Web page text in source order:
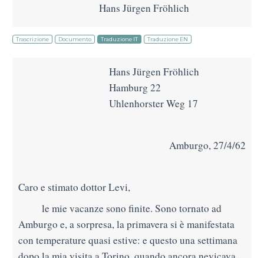
Hans Jürgen Fröhlich
Trascrizione Documento Traduzione IT Traduzione EN
Hans Jürgen Fröhlich
Hamburg 22
Uhlenhorster Weg 17
Amburgo, 27/4/62
Caro e stimato dottor Levi,
le mie vacanze sono finite. Sono tornato ad
Amburgo e, a sorpresa, la primavera si è manifestata
con temperature quasi estive: e questo una settimana